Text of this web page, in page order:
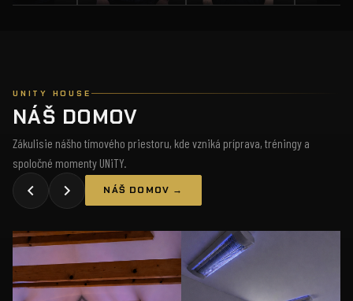
UNITY HOUSE
NÁŠ DOMOV
Zákulisie nášho tímového priestoru, kde vzniká príprava, tréningy a
spoločné momenty UNiTY.
NÁŠ DOMOV →